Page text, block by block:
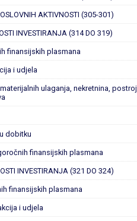
AKTIVNOSTI (305-301)
INVESTIRANJA (314 DO 319)
finansijskih plasmana
i udjela
ulaganja, nekretnina,
dobitku
finansijskih plasmana
INVESTIRANJA (321 DO 324)
finansijskih plasmana
i udjela